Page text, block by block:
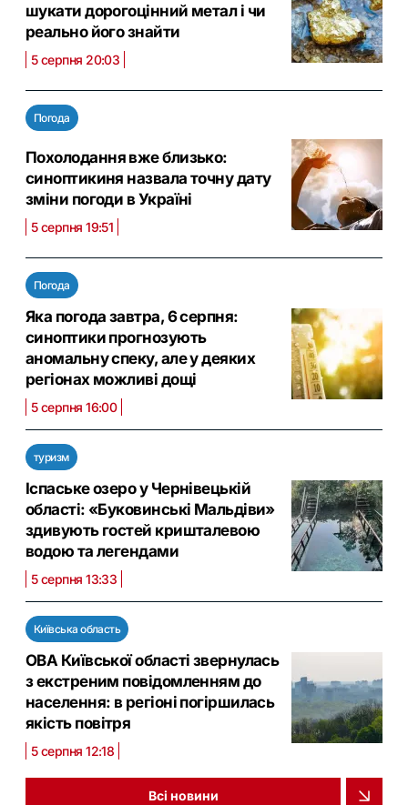
шукати дорогоцінний метал і чи
реально його знайти
5 серпня 20:03
Погода
Похолодання вже близько:
синоптикиня назвала точну дату
зміни погоди в Україні
5 серпня 19:51
Погода
Яка погода завтра, 6 серпня:
синоптики прогнозують
аномальну спеку, але у деяких
регіонах можливі дощі
5 серпня 16:00
туризм
Іспаське озеро у Чернівецькій
області: «Буковинські Мальдіви»
здивують гостей кришталевою
водою та легендами
5 серпня 13:33
Київська область
ОВА Київської області звернулась
з екстреним повідомленням до
населення: в регіоні погіршилась
якість повітря
5 серпня 12:18
Всі новини